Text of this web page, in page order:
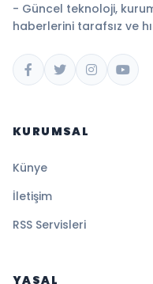
- Güncel teknoloji,
haberlerini tarafsız ve
KURUMSAL
Künye
İletişim
RSS Servisleri
YASAL